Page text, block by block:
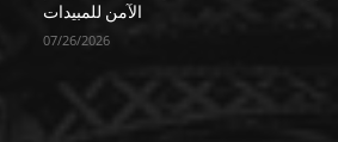
الآمن للمبيدات
07/26/2026